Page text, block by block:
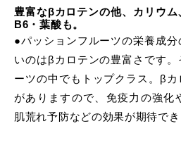
豊富なβカロテンの他、カリウ
B6・葉酸も。
●パッションフルーツの栄養成
いのはβカロテンの豊富さです
ーツの中でもトップクラス。β
がありますので、免疫力の強化
肌荒れ予防などの効果が期待でき